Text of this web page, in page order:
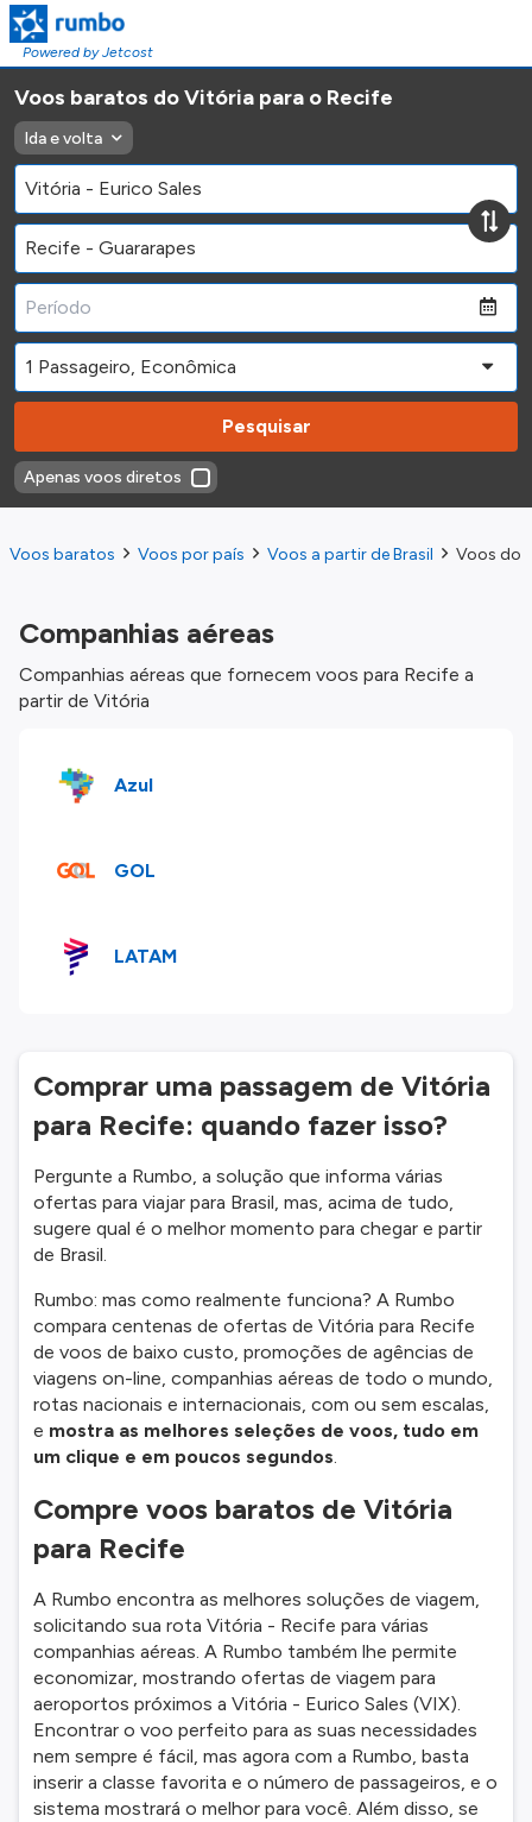
Powered by Jetcost
Voos baratos do Vitória para o Recife
Ida e volta
Pesquisar
Apenas voos diretos
Voos baratos Voos por país Voos a partir de Brasil Voos do
Companhias aéreas
Companhias aéreas que fornecem voos para Recife a
partir de Vitória
Azul
GOL
LATAM
Comprar uma passagem de Vitória
para Recife: quando fazer isso?
Pergunte a Rumbo, a solução que informa várias
ofertas para viajar para Brasil, mas, acima de tudo,
sugere qual é o melhor momento para chegar e partir
de Brasil.
Rumbo: mas como realmente funciona? A Rumbo
compara centenas de ofertas de Vitória para Recife
de voos de baixo custo, promoções de agências de
viagens on-line, companhias aéreas de todo o mundo,
rotas nacionais e internacionais, com ou sem escalas,
e mostra as melhores seleções de voos, tudo em
um clique e em poucos segundos.
Compre voos baratos de Vitória
para Recife
A Rumbo encontra as melhores soluções de viagem,
solicitando sua rota Vitória - Recife para várias
companhias aéreas. A Rumbo também lhe permite
economizar, mostrando ofertas de viagem para
aeroportos próximos a Vitória - Eurico Sales (VIX).
Encontrar o voo perfeito para as suas necessidades
nem sempre é fácil, mas agora com a Rumbo, basta
inserir a classe favorita e o número de passageiros, e o
sistema mostrará o melhor para você. Além disso, se